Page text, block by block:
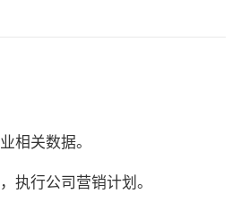
相关数据。
执行公司营销计划。